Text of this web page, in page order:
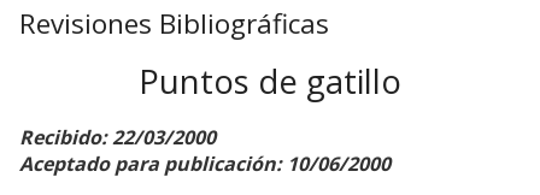
Revisiones Bibliográficas
Puntos de gatillo
Recibido: 22/03/2000
Aceptado para publicación: 10/06/2000